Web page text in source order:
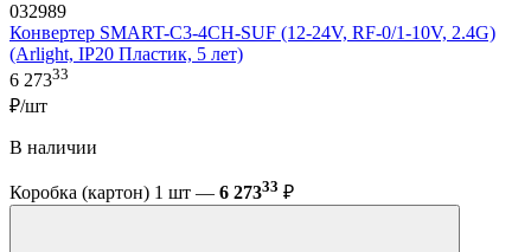
032989
Конвертер SMART-C3-4CH-SUF (12-24V, RF-0/1-10V, 2.4G)
(Arlight, IP20 Пластик, 5 лет)
6 27333
₽/шт
В наличии
Коробка (картон) 1 шт — 6 27333 ₽